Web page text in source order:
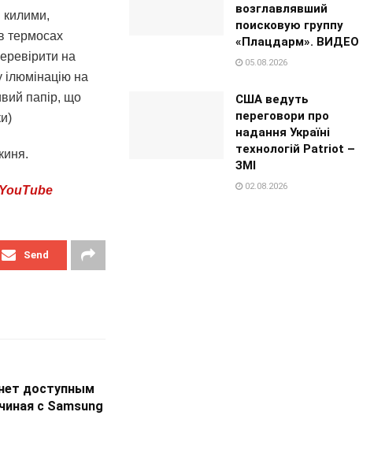
килими,
термосах
на
ілюмінацію на
папір, що
YouTube
Send
доступным
с Samsung
возглавлявший
поисковую группу
«Плацдарм». ВИДЕО
05.08.2026
США ведуть
переговори про
надання Україні
технологій Patriot –
ЗМІ
02.08.2026